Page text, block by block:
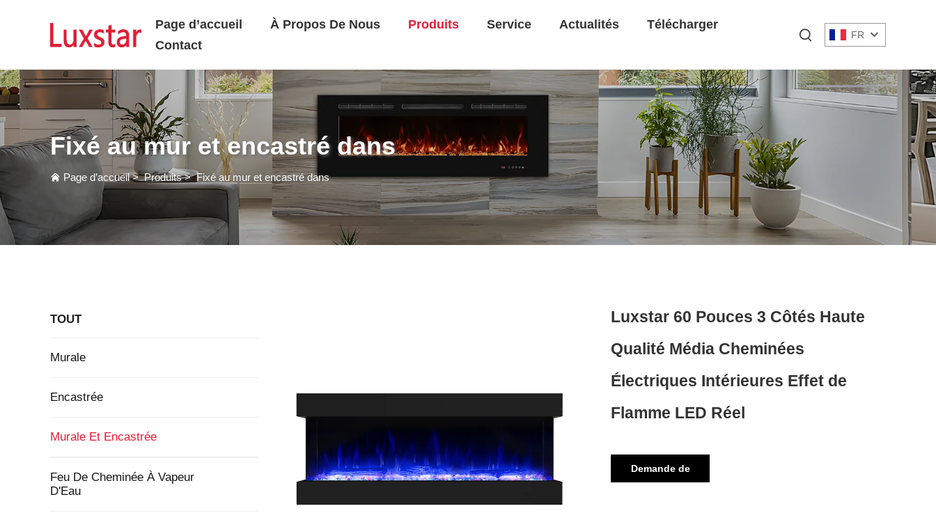
Page d’accueil À Propos De Nous Produits Service Actualités
Télécharger
Contact
FR
Fixé au mur et encastré dans
Page d’accueil>Produits>Fixé au mur et encastré dans
TOUT
Murale
Encastrée
Murale Et Encastrée
Feu De Cheminée À Vapeur
D'Eau
Luxstar 60 Pouces 3 Côtés Haute
Qualité Média Cheminées
Électriques Intérieures Effet de
Flamme LED Réel
Demande de